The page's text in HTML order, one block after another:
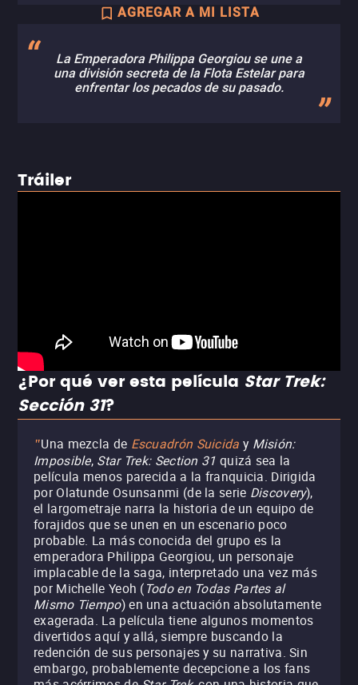
AGREGAR A MI LISTA
La Emperadora Philippa Georgiou se une a
una división secreta de la Flota Estelar para
enfrentar los pecados de su pasado.
Tráiler
¿Por qué ver esta película Star Trek:
Sección 31?
"Una mezcla de Escuadrón Suicida y Misión:
Imposible, Star Trek: Section 31 quizá sea la
película menos parecida a la franquicia. Dirigida
por Olatunde Osunsanmi (de la serie Discovery),
el largometraje narra la historia de un equipo de
forajidos que se unen en un escenario poco
probable. La más conocida del grupo es la
emperadora Philippa Georgiou, un personaje
implacable de la saga, interpretado una vez más
por Michelle Yeoh (Todo en Todas Partes al
Mismo Tiempo) en una actuación absolutamente
exagerada. La película tiene algunos momentos
divertidos aquí y allá, siempre buscando la
redención de sus personajes y su narrativa. Sin
embargo, probablemente decepcione a los fans